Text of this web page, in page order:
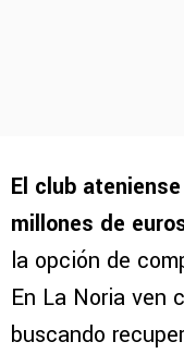
El club
millones de
la opción de
En La Noria ven
buscando